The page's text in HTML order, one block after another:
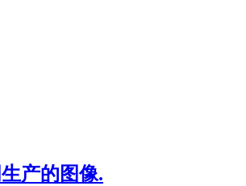
产的图像.